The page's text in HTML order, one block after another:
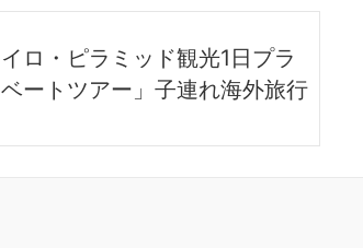
イロ・ピラミッド観光1日プラ
ートツアー」子連れ海外旅行